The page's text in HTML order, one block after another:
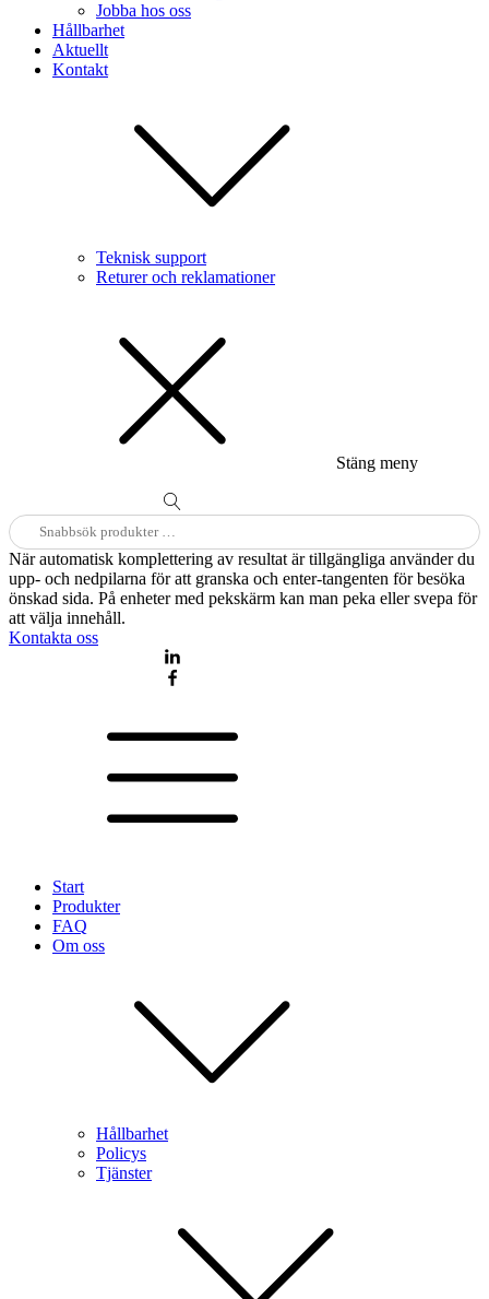
Jobba hos oss
Hållbarhet
Aktuellt
Kontakt
Teknisk support
Returer och reklamationer
Stäng meny
Sök
efter:
När automatisk komplettering av resultat är tillgängliga använder du
upp- och nedpilarna för att granska och enter-tangenten för besöka
önskad sida. På enheter med pekskärm kan man peka eller svepa för
att välja innehåll.
Kontakta oss
Start
Produkter
FAQ
Om oss
Hållbarhet
Policys
Tjänster